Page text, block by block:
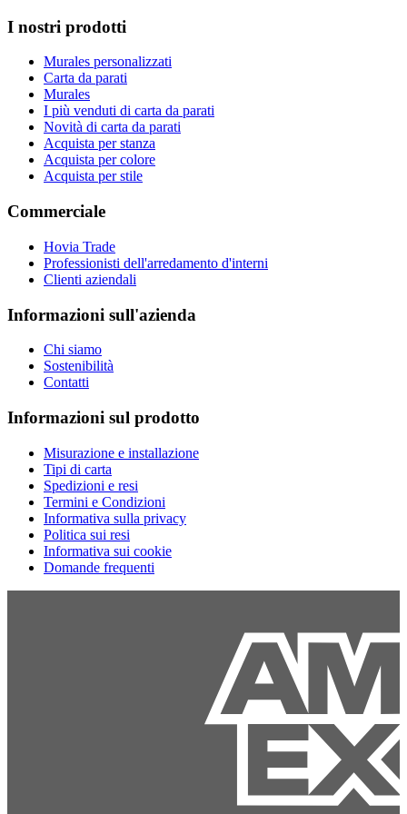
I nostri prodotti
Murales personalizzati
Carta da parati
Murales
I più venduti di carta da parati
Novità di carta da parati
Acquista per stanza
Acquista per colore
Acquista per stile
Commerciale
Hovia Trade
Professionisti dell'arredamento d'interni
Clienti aziendali
Informazioni sull'azienda
Chi siamo
Sostenibilità
Contatti
Informazioni sul prodotto
Misurazione e installazione
Tipi di carta
Spedizioni e resi
Termini e Condizioni
Informativa sulla privacy
Politica sui resi
Informativa sui cookie
Domande frequenti